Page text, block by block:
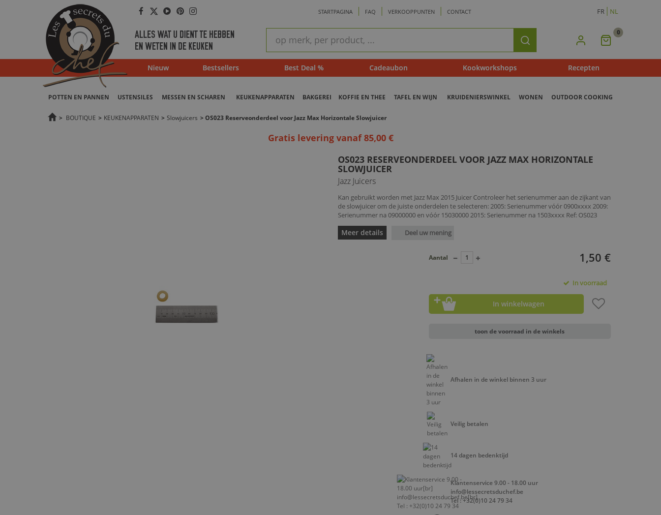
Facebook
Twitter
Youtube
Pinterest
Instagram STARTPAGINA FAQ VERKOOPPUNTEN CONTACT FR NL
ALLES WAT U DIENT TE HEBBEN
EN WETEN IN DE KEUKEN
zoeken
Zoeken Mijn
0
Nieuw Bestsellers Best Deal % Cadeaubon Kookworkshops Recepten
POTTEN EN PANNEN USTENSILES MESSEN EN SCHAREN KEUKENAPPARATEN BAKGEREI KOFFIE EN THEE TAFEL EN WIJN KRUIDENIERSWINKEL WONEN OUTDOOR COOKING
> BOUTIQUE > KEUKENAPPARATEN > Slowjuicers > OS023 Reserveonderdeel voor Jazz Max Horizontale Slowjuicer
Gratis levering vanaf 85,00 €
OS023 RESERVEONDERDEEL VOOR JAZZ MAX HORIZONTALE
SLOWJUICER
Jazz Juicers
Kan gebruikt worden met Jazz Max 2015 Juicer Controleer het serienummer aan de zijkant van
de slowjuicer om de juiste onderdelen te selecteren: 2005: Serienummer vóór 0900xxxx 2009:
Serienummer na 09000000 en vóór 15030000 2015: Serienummer na 1503xxxx Ref: OS023
Meer details Deel uw mening
1,50 €
Aantal
In voorraad
In winkelwagen
toon de voorraad in de winkels
Afhalen in de winkel binnen 3 uur
Veilig betalen
14 dagen bedenktijd
Klantenservice 9.00 - 18.00 uur
info@lessecretsduchef.be
Tel : +32(0)10 24 79 34